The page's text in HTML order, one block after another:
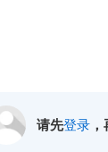
多彩，且拥
获胜、赚取
显露出让人面
出千变万化的
请先登录，